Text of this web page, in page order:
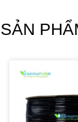
SẢN